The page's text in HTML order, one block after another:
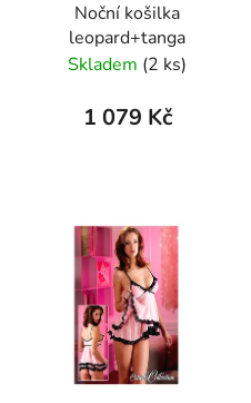
Noční košilka
leopard+tanga
Skladem (2 ks)
1 079 Kč